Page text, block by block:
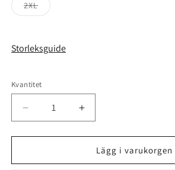
2XLVarianten
är
tillgänglig
Storleksguide
Kvantitet
Kvantitet
Minska
kvantitet
för
Badrock
Öka
kvantitet
för
Fashion
Badrock
Lägg i varukorgen